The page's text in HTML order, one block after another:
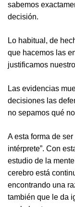
sabemos
decisión.
Lo habitual, de
que hacemos las
justificamos
Las evidencias
decisiones las
no sepamos qué
A esta forma de
intérprete”. Con
estudio de la mente
cerebro está
encontrando una
también que le da